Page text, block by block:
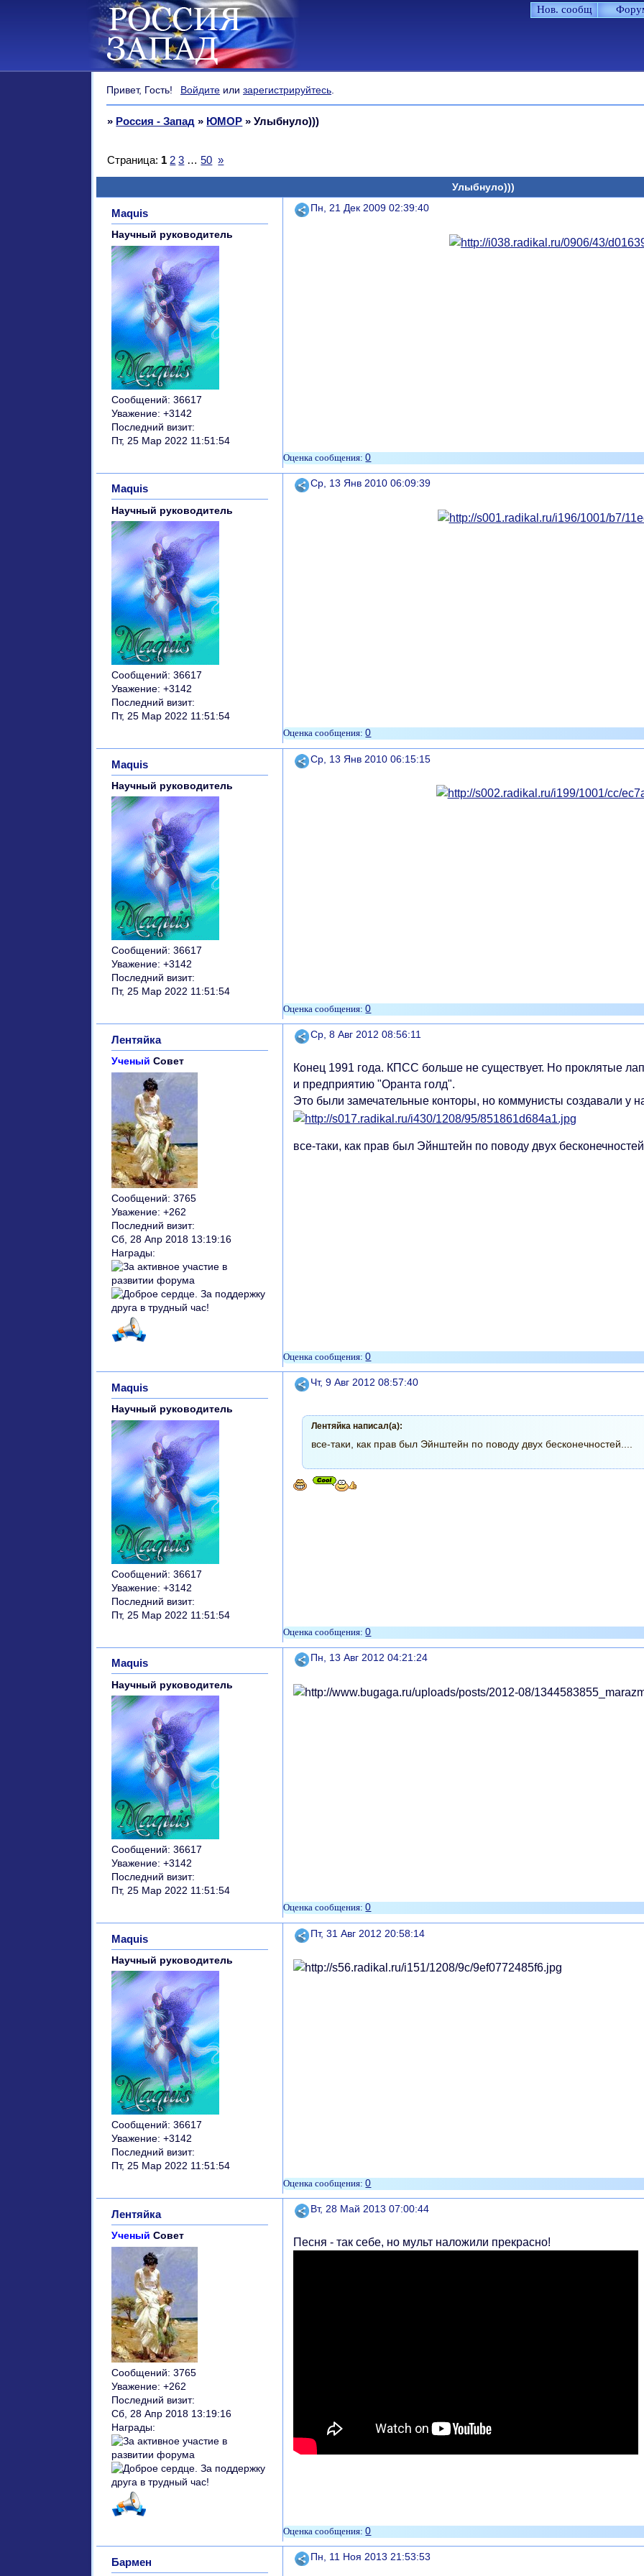
Нов. сообщ
Привет, Гость! Войдите илизарегистрируйтесь.
» Россия - Запад » ЮМОР »Улыбнуло)))
Улыбнуло)))
Страница: 1 2 3 … 50 »
Поделиться
Пн, 21 Дек 2009 02:39:40
Maquis
Научный руководитель
Сообщений: 36617
Уважение: +3142
Последний визит:
Пт, 25 Мар 2022 11:51:54
0
Поделиться
Ср, 13 Янв 2010 06:09:39
Maquis
Научный руководитель
Сообщений: 36617
Уважение: +3142
Последний визит:
Пт, 25 Мар 2022 11:51:54
0
Поделиться
Ср, 13 Янв 2010 06:15:15
Maquis
Научный руководитель
Сообщений: 36617
Уважение: +3142
Последний визит:
Пт, 25 Мар 2022 11:51:54
0
Поделиться
Ср, 8 Авг 2012 08:56:11
Лентяйка
Ученый Совет
Сообщений: 3765
Уважение: +262
Последний визит:
Сб, 28 Апр 2018 13:19:16
Награды:
Конец 1991 года. КПСС больше не существует. Но проклятые
и предприятию "Оранта голд".
Это были замечательные конторы, но коммунисты создавали у
все-таки, как прав был Эйнштейн по поводу двух
0
Поделиться
Чт, 9 Авг 2012 08:57:40
Maquis
Научный руководитель
Сообщений: 36617
Уважение: +3142
Последний визит:
Пт, 25 Мар 2022 11:51:54
Лентяйка написал(а):
все-таки, как прав был Эйнштейн по поводу двух бесконечностей....
0
Поделиться
Пн, 13 Авг 2012 04:21:24
Maquis
Научный руководитель
Сообщений: 36617
Уважение: +3142
Последний визит:
Пт, 25 Мар 2022 11:51:54
0
Поделиться
Пт, 31 Авг 2012 20:58:14
Maquis
Научный руководитель
Сообщений: 36617
Уважение: +3142
Последний визит:
Пт, 25 Мар 2022 11:51:54
0
Поделиться
Вт, 28 Май 2013 07:00:44
Лентяйка
Ученый Совет
Сообщений: 3765
Уважение: +262
Последний визит:
Сб, 28 Апр 2018 13:19:16
Награды:
Песня - так себе, но мульт наложили прекрасно!
0
Поделиться
Пн, 11 Ноя 2013 21:53:53
Бармен